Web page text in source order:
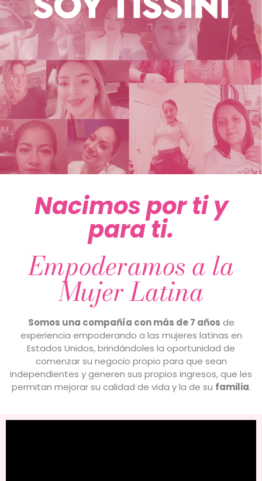
Nacimos por ti y
para ti.
Empoderamos a la
Mujer Latina
Somos una compañía con más de7 años de
experiencia empoderando a las mujeres latinas en
Estados Unidos, brindándoles la oportunidad de
comenzar su negocio propio para que sean
independientes y generen sus propios ingresos, que les
permitan mejorar su calidad de vida y la de su familia.